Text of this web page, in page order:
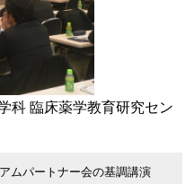
科 臨床薬学教育研究セン
ムパートナー会の基調講演